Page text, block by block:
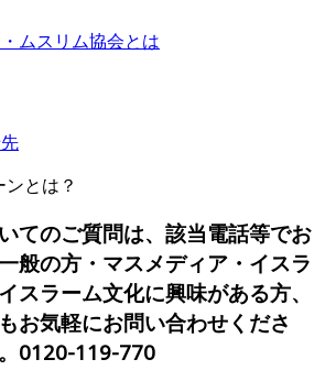
ムスリム協会とは
とは？
てのご質問は、該当電話等でお
般の方・マスメディア・イスラ
スラーム文化に興味がある方、
お気軽にお問い合わせくださ
0120-119-770